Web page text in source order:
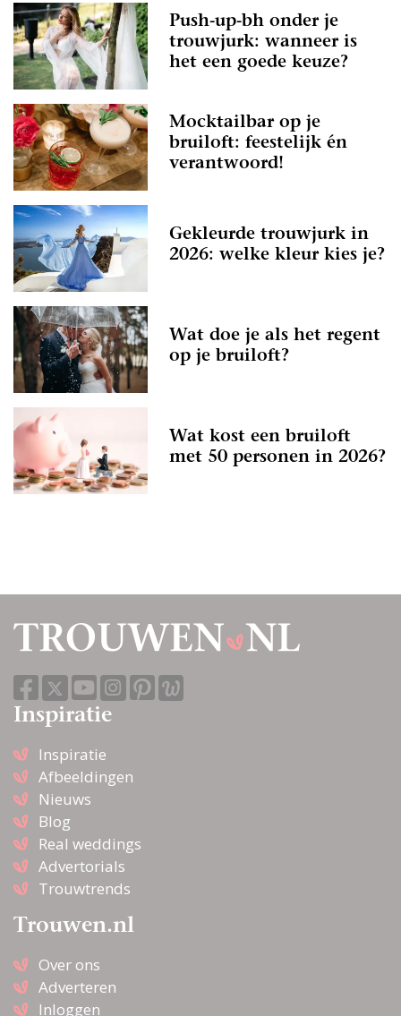
Push-up-bh onder je
trouwjurk: wanneer is
het een goede keuze?
Mocktailbar op je
bruiloft: feestelijk én
verantwoord!
Gekleurde trouwjurk in
2026: welke kleur kies je?
Wat doe je als het regent
op je bruiloft?
Wat kost een bruiloft
met 50 personen in 2026?
Inspiratie
Inspiratie
Afbeeldingen
Nieuws
Blog
Real weddings
Advertorials
Trouwtrends
Trouwen.nl
Over ons
Adverteren
Inloggen